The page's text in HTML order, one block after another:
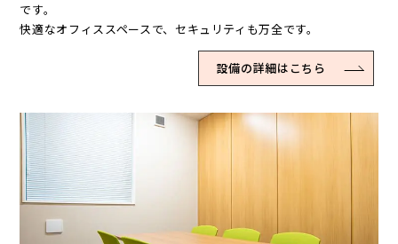
です。
快適なオフィススペースで、セキュリティも万全です。
設備の詳細はこちら